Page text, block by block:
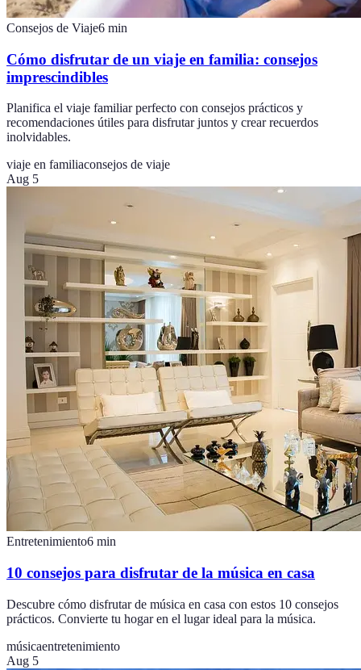
Consejos de Viaje6 min
Cómo disfrutar de un viaje en familia: consejos
imprescindibles
Planifica el viaje familiar perfecto con consejos prácticos y
recomendaciones útiles para disfrutar juntos y crear recuerdos
inolvidables.
viaje en familiaconsejos de viaje
Aug 5
Entretenimiento6 min
10 consejos para disfrutar de la música en casa
Descubre cómo disfrutar de música en casa con estos 10 consejos
prácticos. Convierte tu hogar en el lugar ideal para la música.
músicaentretenimiento
Aug 5